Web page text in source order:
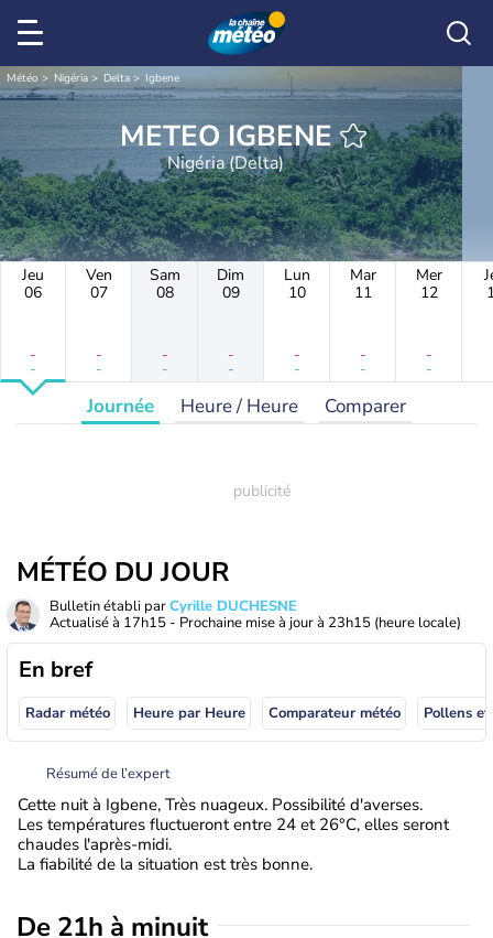
Météo Nigéria Delta Igbene
METEO IGBENE
Nigéria (Delta)
Jeu
06
-
-
Ven
07
-
-
Sam
08
-
-
Dim
09
-
-
Lun
10
-
-
Mar
11
-
-
Mer
12
-
-
Journée Heure / Heure Comparer
MÉTÉO DU JOUR
Bulletin établi parCyrille DUCHESNE
Actualisé à 17h15 - Prochaine mise à jour à 23h15 (heure locale)
En bref
Radar météo Heure par Heure Comparateur météo Pollens
Résumé de l’expert
Cette nuit à Igbene, Très nuageux. Possibilité d'averses.
Les températures fluctueront entre 24 et 26°C, elles seront
chaudes l'après-midi.
La fiabilité de la situation est très bonne.
De 21h à minuit